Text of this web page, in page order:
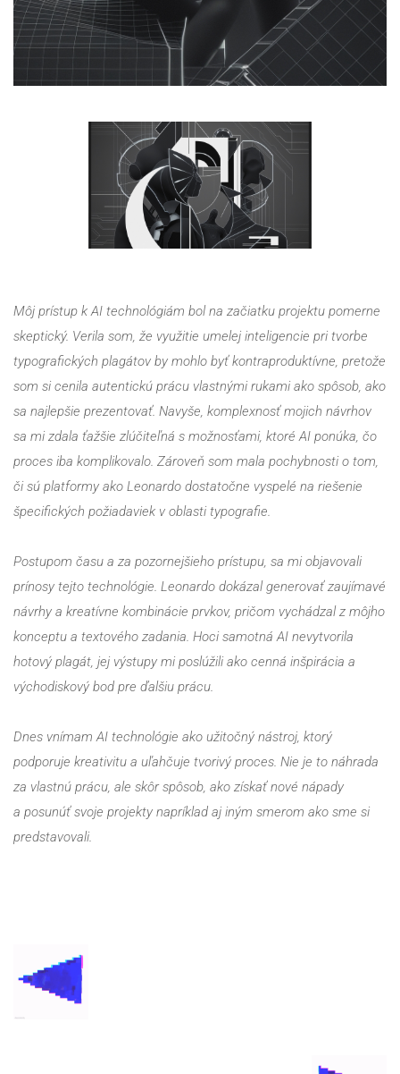
Môj prístup k AI technológiám bol na začiatku projektu pomerne
skeptický. Verila som, že využitie umelej inteligencie pri tvorbe
typografických plagátov by mohlo byť kontraproduktívne, pretože
som si cenila autentickú prácu vlastnými rukami ako spôsob, ako
sa najlepšie prezentovať. Navyše, komplexnosť mojich návrhov
sa mi zdala ťažšie zlúčiteľná s možnosťami, ktoré AI ponúka, čo
proces iba komplikovalo. Zároveň som mala pochybnosti o tom,
či sú platformy ako Leonardo dostatočne vyspelé na riešenie
špecifických požiadaviek v oblasti typografie.
Postupom času a za pozornejšieho prístupu, sa mi objavovali
prínosy tejto technológie. Leonardo dokázal generovať zaujímavé
návrhy a kreatívne kombinácie prvkov, pričom vychádzal z môjho
konceptu a textového zadania. Hoci samotná AI nevytvorila
hotový plagát, jej výstupy mi poslúžili ako cenná inšpirácia a
východiskový bod pre ďalšiu prácu.
Dnes vnímam AI technológie ako užitočný nástroj, ktorý
podporuje kreativitu a uľahčuje tvorivý proces. Nie je to náhrada
za vlastnú prácu, ale skôr spôsob, ako získať nové nápady
a posunúť svoje projekty napríklad aj iným smerom ako sme si
predstavovali.